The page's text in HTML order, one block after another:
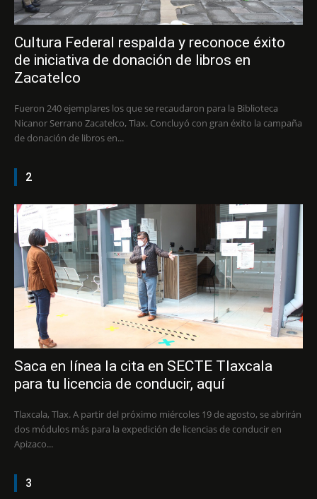
Cultura Federal respalda y reconoce éxito
de iniciativa de donación de libros en
Zacatelco
Fueron 240 ejemplares los que se recaudaron para la Biblioteca
Nicanor Serrano Zacatelco, Tlax. Concluyó con gran éxito la campaña
de donación de libros en...
2
Saca en línea la cita en SECTE Tlaxcala
para tu licencia de conducir, aquí
Tlaxcala, Tlax. A partir del próximo miércoles 19 de agosto, se abrirán
dos módulos más para la expedición de licencias de conducir en
Apizaco...
3